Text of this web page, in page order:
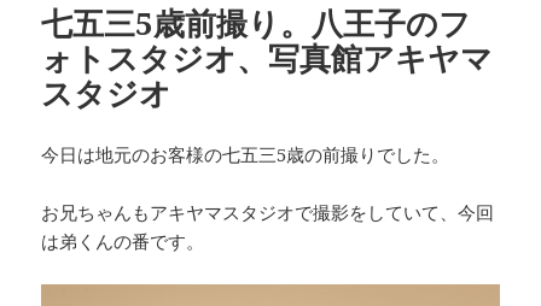
ー
七五三5歳前撮り。八王子のフ
ォトスタジオ、写真館アキヤマ
スタジオ
今日は地元のお客様の七五三5歳の前撮りでした。
お兄ちゃんもアキヤマスタジオで撮影をしていて、今回
は弟くんの番です。